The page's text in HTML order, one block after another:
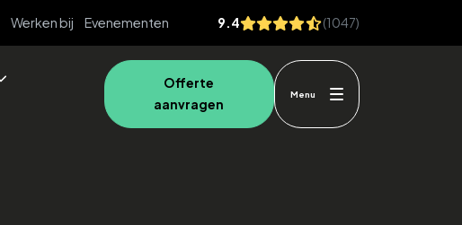
Werken bij Evenementen 9.4 (1047)
Menu
Offerte
aanvragen